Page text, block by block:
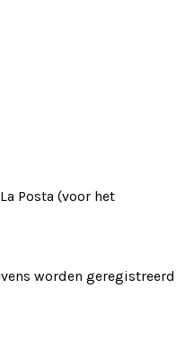
Posta (voor het
worden geregistreerd